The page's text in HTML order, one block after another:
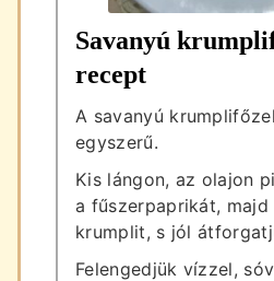
Savanyú
recept
A savanyú
egyszerű.
Kis lángon, az olajon
a fűszerpaprikát, majd
krumplit, s jól
Felengedjük vízzel,